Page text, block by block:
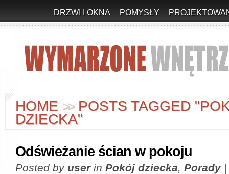
DRZWI I OKNA POMYSŁY
HOME >>POSTS TAGGED
DZIECKA"
Odświeżanie ścian w pokoju
Posted by userin Pokój dziecka, Porady|